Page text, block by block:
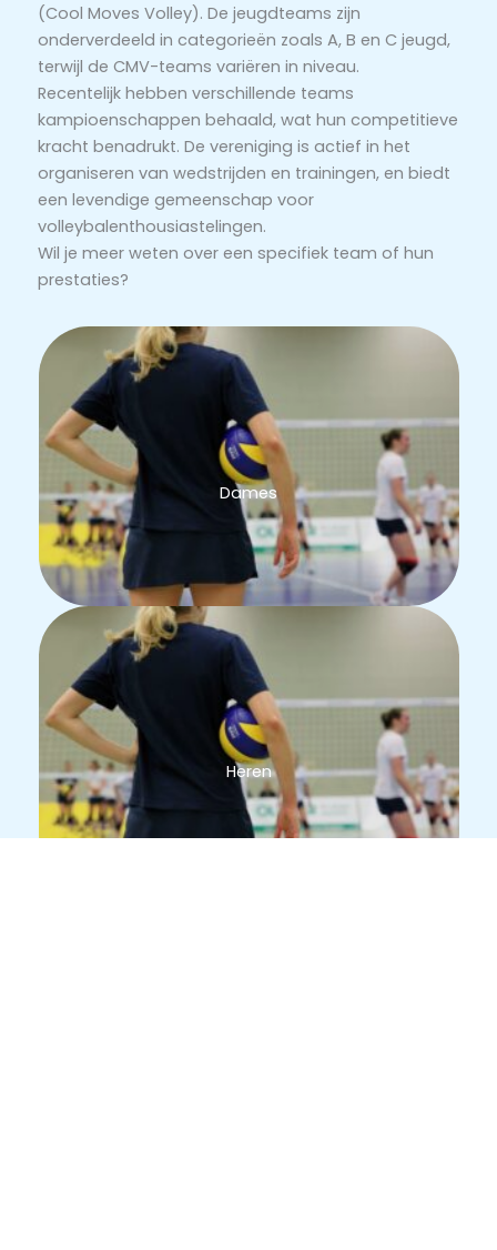
(Cool Moves Volley). De jeugdteams zijn
onderverdeeld in categorieën zoals A, B en C jeugd,
terwijl de CMV-teams variëren in niveau.
Recentelijk hebben verschillende teams
kampioenschappen behaald, wat hun competitieve
kracht benadrukt. De vereniging is actief in het
organiseren van wedstrijden en trainingen, en biedt
een levendige gemeenschap voor
volleybalenthousiastelingen.
Wil je meer weten over een specifiek team of hun
prestaties?
Dames
Heren